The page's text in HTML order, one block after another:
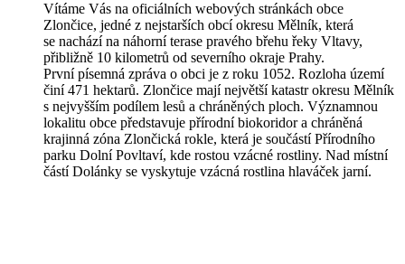
Vítáme Vás na oficiálních webových stránkách obce
Zlončice, jedné z nejstarších obcí okresu Mělník, která
se nachází na náhorní terase pravého břehu řeky Vltavy,
přibližně 10 kilometrů od severního okraje Prahy.
První písemná zpráva o obci je z roku 1052. Rozloha území
činí 471 hektarů. Zlončice mají největší katastr okresu Mělník
s nejvyšším podílem lesů a chráněných ploch. Významnou
lokalitu obce představuje přírodní biokoridor a chráněná
krajinná zóna Zlončická rokle, která je součástí Přírodního
parku Dolní Povltaví, kde rostou vzácné rostliny. Nad místní
částí Dolánky se vyskytuje vzácná rostlina hlaváček jarní.